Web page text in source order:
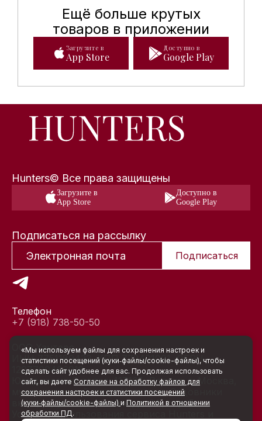
Ещё больше крутых
товаров в приложении
Мобильное приложение
Загрузите в
App Store
Доступно в
Google Play
Hunters© Все права защищены
Загрузите в
App Store
Доступно в
Google Play
Подписаться на рассылку
Подписаться
Телефон
+7 (918) 738-50-50
ООО Хантерс
ИНН 7751189433, КПП 772401001, ОГРН
1207700466918
Юридический адрес: 117105, Россия, г. Москва,
муниципальный округ Нагатино-Садовники
вн.тер.г., ул. Нагатинская, д. 3А, стр. 5
Условия использования сервиса Hunters и
«Мы используем файлы для сохранения настроек и
статистики посещений (куки‑файлы/cookie-файлы), чтобы
сделать сайт удобнее для вас. Продолжая использовать
сайт, вы даете Согласие на обработку файлов для
сохранения настроек и статистики посещений
(куки‑файлы/cookie-файлы) и Политикой в отношении
обработки ПД.